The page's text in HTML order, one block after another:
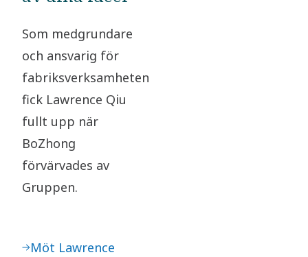
Som medgrundare
och ansvarig för
fabriksverksamheten
fick Lawrence Qiu
fullt upp när
BoZhong
förvärvades av
Gruppen.
Möt Lawrence